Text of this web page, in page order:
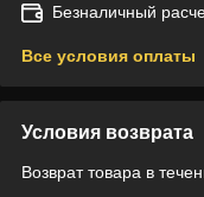
Безналичный
Все условия оплаты
Условия возврата
Возврат товара в